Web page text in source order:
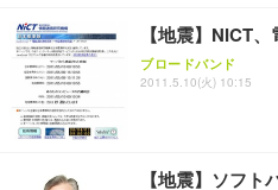
【地震】NICT
ブロードバンド
2011.5.10(火) 10:15
【地震】ソフ